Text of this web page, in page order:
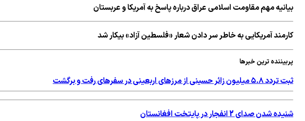
بیانیه مهم مقاومت اسلامی عراق درباره پاسخ به آمریکا و عربستان
کارمند آمریکایی به خاطر سر دادن شعار «فلسطین آزاد» بیکار شد
پربیننده ترین خبرها
ثبت تردد ۵.۸ میلیون زائر حسینی از مرزهای اربعینی در سفرهای رفت و برگشت
شنیده شدن صدای 2 انفجار در پایتخت افغانستان